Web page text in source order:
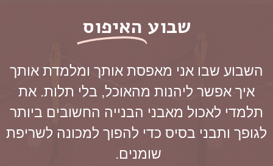
שבוע האיפוס
השבוע שבו אני מאפסת אותך ומלמדת אותך
איך אפשר ליהנות מהאוכל, בלי תלות. את
תלמדי לאכול מאבני הבנייה החשובים ביותר
לגופך ותבני בסיס כדי להפוך למכונה לשריפת
שומנים.